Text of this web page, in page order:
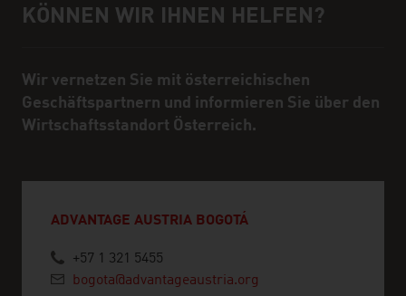
Hilfe und Ansprechpartner
KÖNNEN WIR IHNEN HELFEN?
Wir vernetzen Sie mit österreichischen
Geschäftspartnern und informieren Sie über den
Wirtschaftsstandort Österreich.
ADVANTAGE AUSTRIA BOGOTÁ
+57 1 321 5455
bogota@advantageaustria.org